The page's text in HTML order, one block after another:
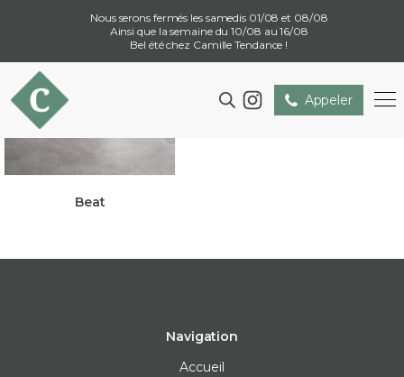
Nous serons fermés les samedis 01/08 et 08/08
Ainsi que la semaine du 10/08 au 16/08
Bel été chez Camille Tendance !
Appeler
Beat
Navigation
Accueil